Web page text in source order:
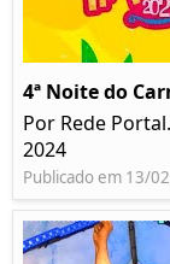
4ª Noite do
Por Rede
2024
Publicado em 13/